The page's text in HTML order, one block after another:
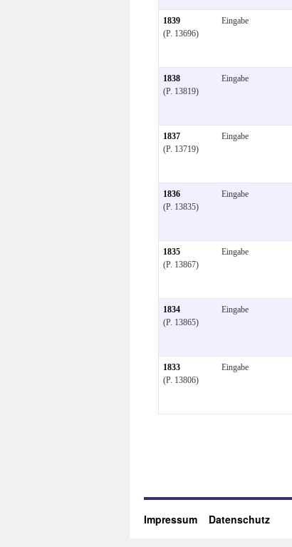
1839
(P. 13696)
Eingabe
1838
(P. 13819)
Eingabe
1837
(P. 13719)
Eingabe
1836
(P. 13835)
Eingabe
1835
(P. 13867)
Eingabe
1834
(P. 13865)
Eingabe
1833
(P. 13806)
Eingabe
Impressum Datenschutz